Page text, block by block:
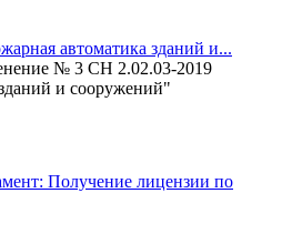
автоматика зданий и...
№ 3 СН 2.02.03-2019
и сооружений"
Получение лицензии по